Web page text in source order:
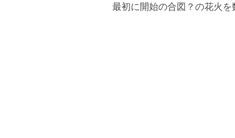
最初に開始の合図？の花火